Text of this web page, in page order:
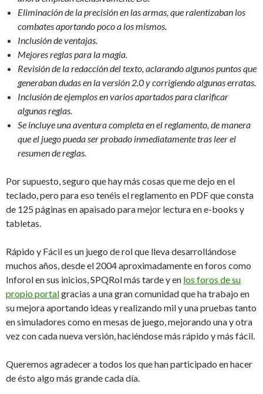
Eliminación de la precisión en las armas, que ralentizaban los
combates aportando poco a los mismos.
Inclusión de ventajas.
Mejores reglas para la magia.
Revisión de la redacción del texto, aclarando algunos puntos que
generaban dudas en la versión 2.0 y corrigiendo algunas erratas.
Inclusión de ejemplos en varios apartados para clarificar
algunas reglas.
Se incluye una aventura completa en el reglamento, de manera
que el juego pueda ser probado inmediatamente tras leer el
resumen de reglas.
Por supuesto, seguro que hay más cosas que me dejo en el
teclado, pero para eso tenéis el reglamento en PDF que consta
de 125 páginas en apaisado para mejor lectura en e-books y
tabletas.
Rápido y Fácil es un juego de rol que lleva desarrollándose
muchos años, desde el 2004 aproximadamente en foros como
Inforol en sus inicios, SPQRol más tarde y en los foros de su
propio portalgracias a una gran comunidad que ha trabajo en
su mejora aportando ideas y realizando mil y una pruebas tanto
en simuladores como en mesas de juego, mejorando una y otra
vez con cada nueva versión, haciéndose más rápido y más fácil.
Queremos agradecer a todos los que han participado en hacer
de ésto algo más grande cada día.